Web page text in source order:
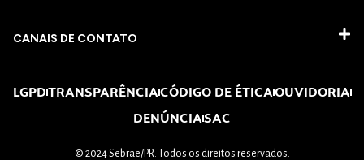
CANAIS DE CONTATO
LGPDTRANSPARÊNCIACÓDIGO DE ÉTICAOUVIDORIA
DENÚNCIASAC
© 2024 Sebrae/PR. Todos os direitos reservados.